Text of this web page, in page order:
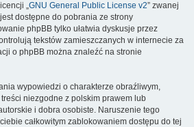
„GNU General Public License v2” zwanej
dostępne do pobrania ze strony
phpBB tylko ułatwia dyskusje przez
tekstów zamieszczanych w internecie za
o phpBB można znaleźć na stronie
wypowiedzi o charakterze obraźliwym,
niezgodne z polskim prawem lub
i dobra osobiste. Naruszenie tego
całkowitym zablokowaniem dostępu do tej